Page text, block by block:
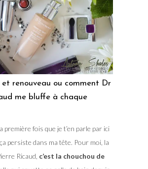
et renouveau ou comment Dr
me bluffe à chaque
première fois que je t’en parle par ici
persiste dans ma tête. Pour moi, la
Ricaud, c’est la chouchou de